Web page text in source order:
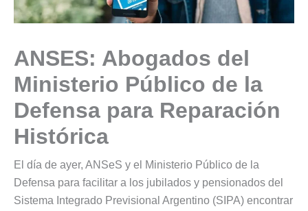
ANSES: Abogados del
Ministerio Público de la
Defensa para Reparación
Histórica
El día de ayer, ANSeS y el Ministerio Público de la
Defensa para facilitar a los jubilados y pensionados del
Sistema Integrado Previsional Argentino (SIPA) encontrar